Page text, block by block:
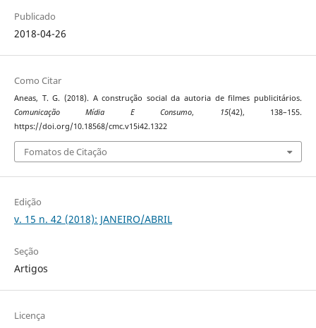
Publicado
2018-04-26
Como Citar
Aneas, T. G. (2018). A construção social da autoria de filmes publicitários.
Comunicação Mídia E Consumo, 15(42), 138–155.
https://doi.org/10.18568/cmc.v15i42.1322
Fomatos de Citação
Edição
v. 15 n. 42 (2018): JANEIRO/ABRIL
Seção
Artigos
Licença